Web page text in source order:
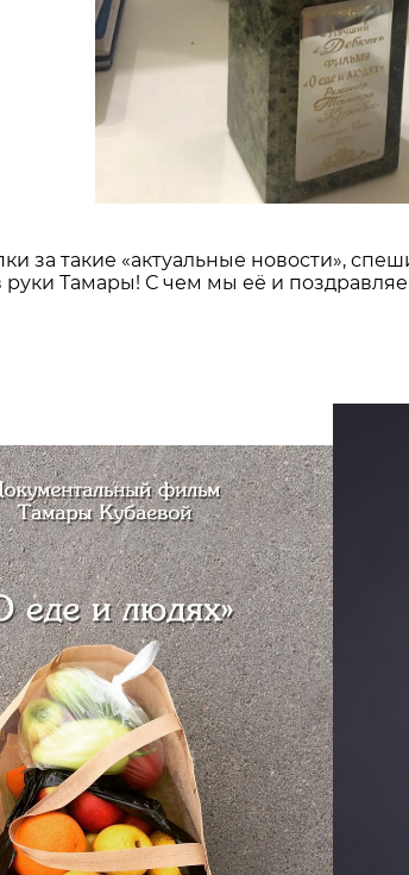
за такие «актуальные новости»,
руки Тамары! С чем мы её и